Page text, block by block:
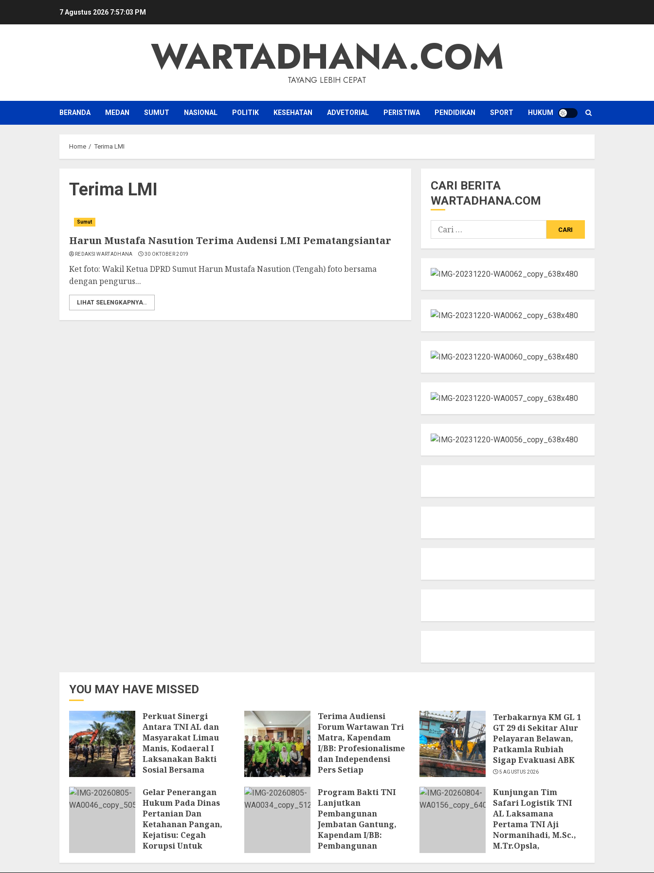
7 Agustus 2026 7:57:04 PM
WARTADHANA.COM
TAYANG LEBIH CEPAT
BERANDA MEDAN SUMUT NASIONAL POLITIK KESEHATAN ADVETORIAL PERISTIWA PENDIDIKAN SPORT HUKUM
Home Terima LMI
Terima LMI
Sumut
Harun Mustafa Nasution Terima Audensi LMI Pematangsiantar
REDAKSI WARTADHANA 30 OKTOBER 2019
Ket foto: Wakil Ketua DPRD Sumut Harun Mustafa Nasution (Tengah) foto bersama
dengan pengurus...
LIHAT SELENGKAPNYA..
CARI BERITA
WARTADHANA.COM
Cari
untuk:
YOU MAY HAVE MISSED
Perkuat Sinergi
Antara TNI AL dan
Masyarakat Limau
Manis, Kodaeral I
Laksanakan Bakti
Sosial Bersama
6 AGUSTUS 2026
Terima Audiensi
Forum Wartawan Tri
Matra, Kapendam
I/BB: Profesionalisme
dan Independensi
Pers Setiap
6 AGUSTUS 2026
Terbakarnya KM GL 1
GT 29 di Sekitar Alur
Pelayaran Belawan,
Patkamla Rubiah
Sigap Evakuasi ABK
5 AGUSTUS 2026
Gelar Penerangan
Hukum Pada Dinas
Pertanian Dan
Ketahanan Pangan,
Kejatisu: Cegah
Korupsi Untuk
Program Bakti TNI
Lanjutkan
Pembangunan
Jembatan Gantung,
Kapendam I/BB:
Pembangunan
Kunjungan Tim
Safari Logistik TNI
AL Laksamana
Pertama TNI Aji
Normanihadi, M.Sc.,
M.Tr.Opsla,